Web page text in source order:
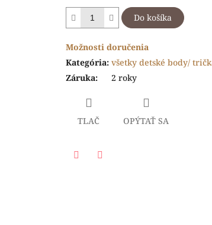
Do košíka
Možnosti doručenia
Kategória: všetky detské body/
Záruka: 2 roky
TLAČ OPÝTAŤ SA